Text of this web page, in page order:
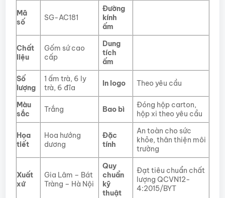
Mã
số
SG-AC181
Đường
kính
ấm
Chất
liệu
Gốm sứ cao
cấp
Dung
tích
ấm
Số
lượng
1 ấm trà, 6 ly
trà, 6 đĩa
In logo Theo yêu cầu
Màu
sắc
Trắng Bao bì
Đóng hộp carton,
hộp xi theo yêu cầu
Họa
tiết
Hoa hướng
dương
Đặc
tính
An toàn cho sức
khỏe, thân thiện môi
trường
Xuất
xứ
Gia Lâm – Bát
Tràng – Hà Nội
Quy
chuẩn
kỹ
thuật
Đạt tiêu chuẩn chất
lượng QCVN12-
4:2015/BYT